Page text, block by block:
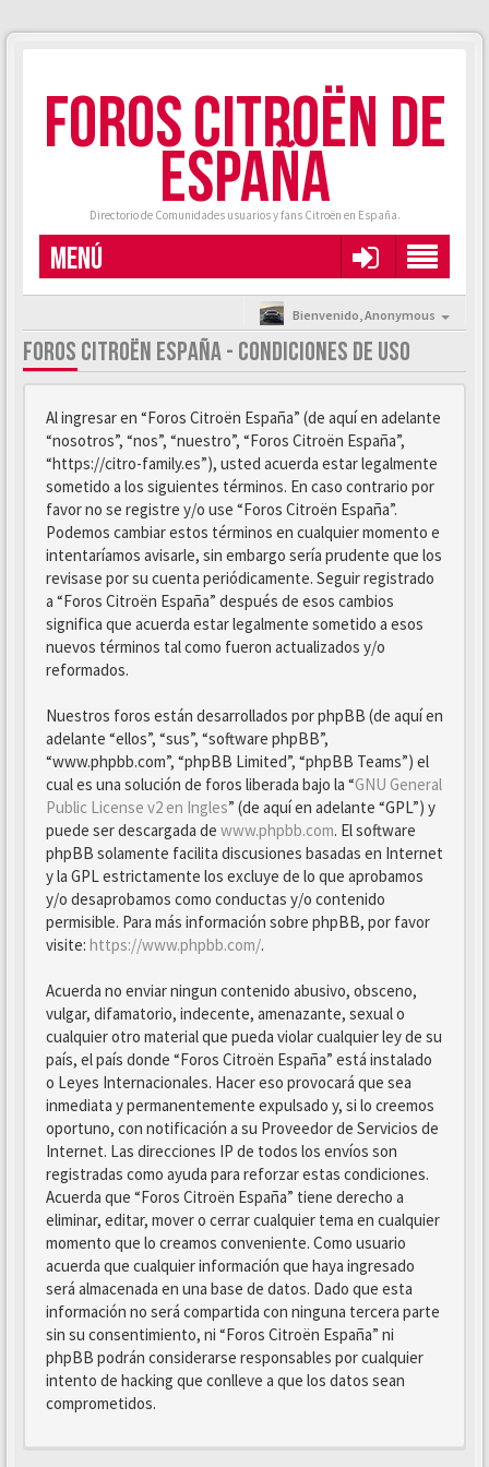
FOROS CITROËN DE
ESPAÑA
Directorio de Comunidades usuarios y fans Citroën en España.
MENÚ
Bienvenido,Anonymous
FOROS CITROËN ESPAÑA - CONDICIONES DE USO
Al ingresar en “Foros Citroën España” (de aquí en adelante
“nosotros”, “nos”, “nuestro”, “Foros Citroën España”,
“https://citro-family.es”), usted acuerda estar legalmente
sometido a los siguientes términos. En caso contrario por
favor no se registre y/o use “Foros Citroën España”.
Podemos cambiar estos términos en cualquier momento e
intentaríamos avisarle, sin embargo sería prudente que los
revisase por su cuenta periódicamente. Seguir registrado
a “Foros Citroën España” después de esos cambios
significa que acuerda estar legalmente sometido a esos
nuevos términos tal como fueron actualizados y/o
reformados.
Nuestros foros están desarrollados por phpBB (de aquí en
adelante “ellos”, “sus”, “software phpBB”,
“www.phpbb.com”, “phpBB Limited”, “phpBB Teams”) el
cual es una solución de foros liberada bajo la “GNU General
Public License v2 en Ingles” (de aquí en adelante “GPL”) y
puede ser descargada de www.phpbb.com. El software
phpBB solamente facilita discusiones basadas en Internet
y la GPL estrictamente los excluye de lo que aprobamos
y/o desaprobamos como conductas y/o contenido
permisible. Para más información sobre phpBB, por favor
visite: https://www.phpbb.com/.
Acuerda no enviar ningun contenido abusivo, obsceno,
vulgar, difamatorio, indecente, amenazante, sexual o
cualquier otro material que pueda violar cualquier ley de su
país, el país donde “Foros Citroën España” está instalado
o Leyes Internacionales. Hacer eso provocará que sea
inmediata y permanentemente expulsado y, si lo creemos
oportuno, con notificación a su Proveedor de Servicios de
Internet. Las direcciones IP de todos los envíos son
registradas como ayuda para reforzar estas condiciones.
Acuerda que “Foros Citroën España” tiene derecho a
eliminar, editar, mover o cerrar cualquier tema en cualquier
momento que lo creamos conveniente. Como usuario
acuerda que cualquier información que haya ingresado
será almacenada en una base de datos. Dado que esta
información no será compartida con ninguna tercera parte
sin su consentimiento, ni “Foros Citroën España” ni
phpBB podrán considerarse responsables por cualquier
intento de hacking que conlleve a que los datos sean
comprometidos.